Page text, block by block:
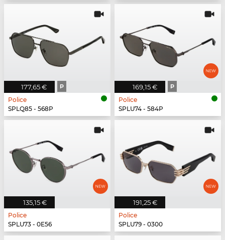
177,65 € P
Police
SPLQ85 - 568P
169,15 € P
Police
SPLU74 - 584P
135,15 €
Police
SPLU73 - 0E56
191,25 €
Police
SPLU79 - 0300